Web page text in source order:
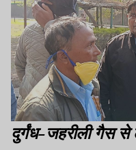
दुर्गंध-जहरीली गैस से